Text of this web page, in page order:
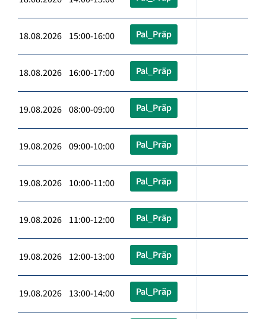
18.08.2026 15:00-16:00 Pal_Präp
18.08.2026 16:00-17:00 Pal_Präp
19.08.2026 08:00-09:00 Pal_Präp
19.08.2026 09:00-10:00 Pal_Präp
19.08.2026 10:00-11:00 Pal_Präp
19.08.2026 11:00-12:00 Pal_Präp
19.08.2026 12:00-13:00 Pal_Präp
19.08.2026 13:00-14:00 Pal_Präp